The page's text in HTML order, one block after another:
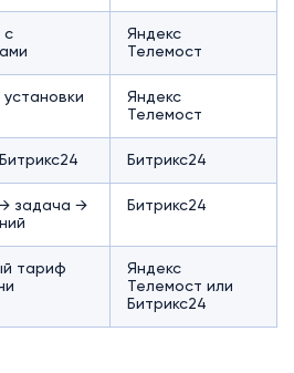
с
Яндекс
Телемост
Яндекс
Телемост
Битрикс24
→ задача →
Битрикс24
тариф
Яндекс
Телемост или
Битрикс24